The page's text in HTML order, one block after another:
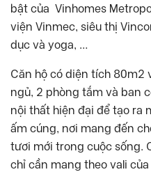
bật của Vinhomes
viện Vinmec, siêu thị
dục và yoga, …
Căn hộ có diện tích 80m2
ngủ, 2 phòng tắm và ban
nội thất hiện đại để tạo ra
ấm cúng, nơi mang đến
tươi mới trong cuộc sống.
chỉ cần mang theo vali của